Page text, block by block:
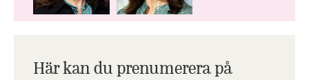
Här kan du prenumerera på